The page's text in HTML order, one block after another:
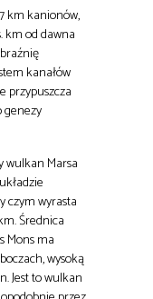
km kanionów,
km od dawna
kanałów
przypuszcza
genezy
wulkan Marsa
czym wyrasta
Średnica
Mons ma
wysoką
Jest to wulkan